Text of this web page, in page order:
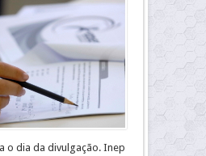
o dia da divulgação. Inep